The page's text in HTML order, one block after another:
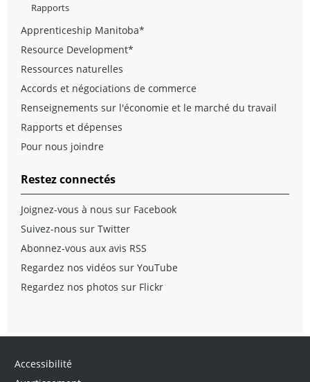
Rapports
Apprenticeship Manitoba*
Resource Development*
Ressources naturelles
Accords et négociations de commerce
Renseignements sur l'économie et le marché du travail
Rapports et dépenses
Pour nous joindre
Restez connectés
Joignez-vous à nous sur Facebook
Suivez-nous sur Twitter
Abonnez-vous aux avis RSS
Regardez nos vidéos sur YouTube
Regardez nos photos sur Flickr
Accessibilité